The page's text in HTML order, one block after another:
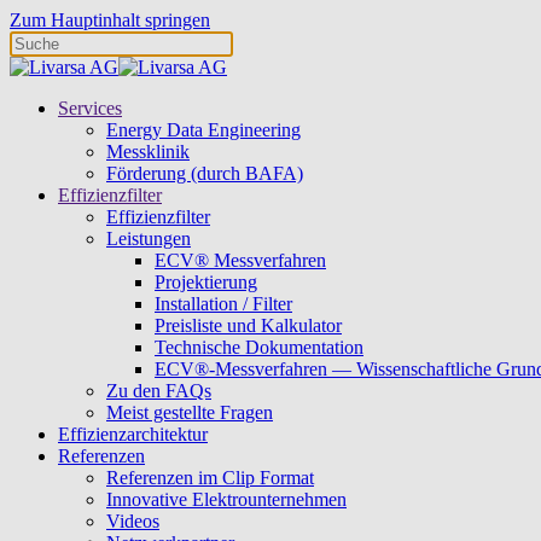
Zum Hauptinhalt springen
Services
Energy Data Engineering
Messklinik
Förderung (durch BAFA)
Effizienzfilter
Effizienzfilter
Leistungen
ECV® Messverfahren
Projektierung
Installation / Filter
Preisliste und Kalkulator
Technische Dokumentation
ECV®-Messverfahren — Wissenschaftliche
Zu den FAQs
Meist gestellte Fragen
Effizienzarchitektur
Referenzen
Referenzen im Clip Format
Innovative Elektrounternehmen
Videos